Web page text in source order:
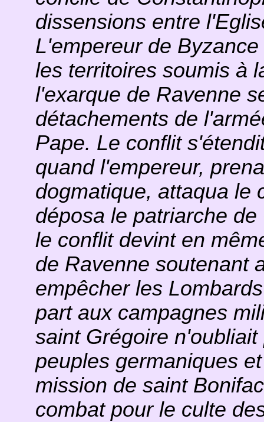
dissensions entre
L'empereur de
les territoires soumis à
l'exarque de Ravenne
détachements de
Pape. Le conflit
quand l'empereur,
dogmatique, attaqua le
déposa le patriarche
le conflit devint en
de Ravenne soutenant
empêcher les
part aux campagnes
saint Grégoire
peuples germaniques
mission de saint
combat pour le culte